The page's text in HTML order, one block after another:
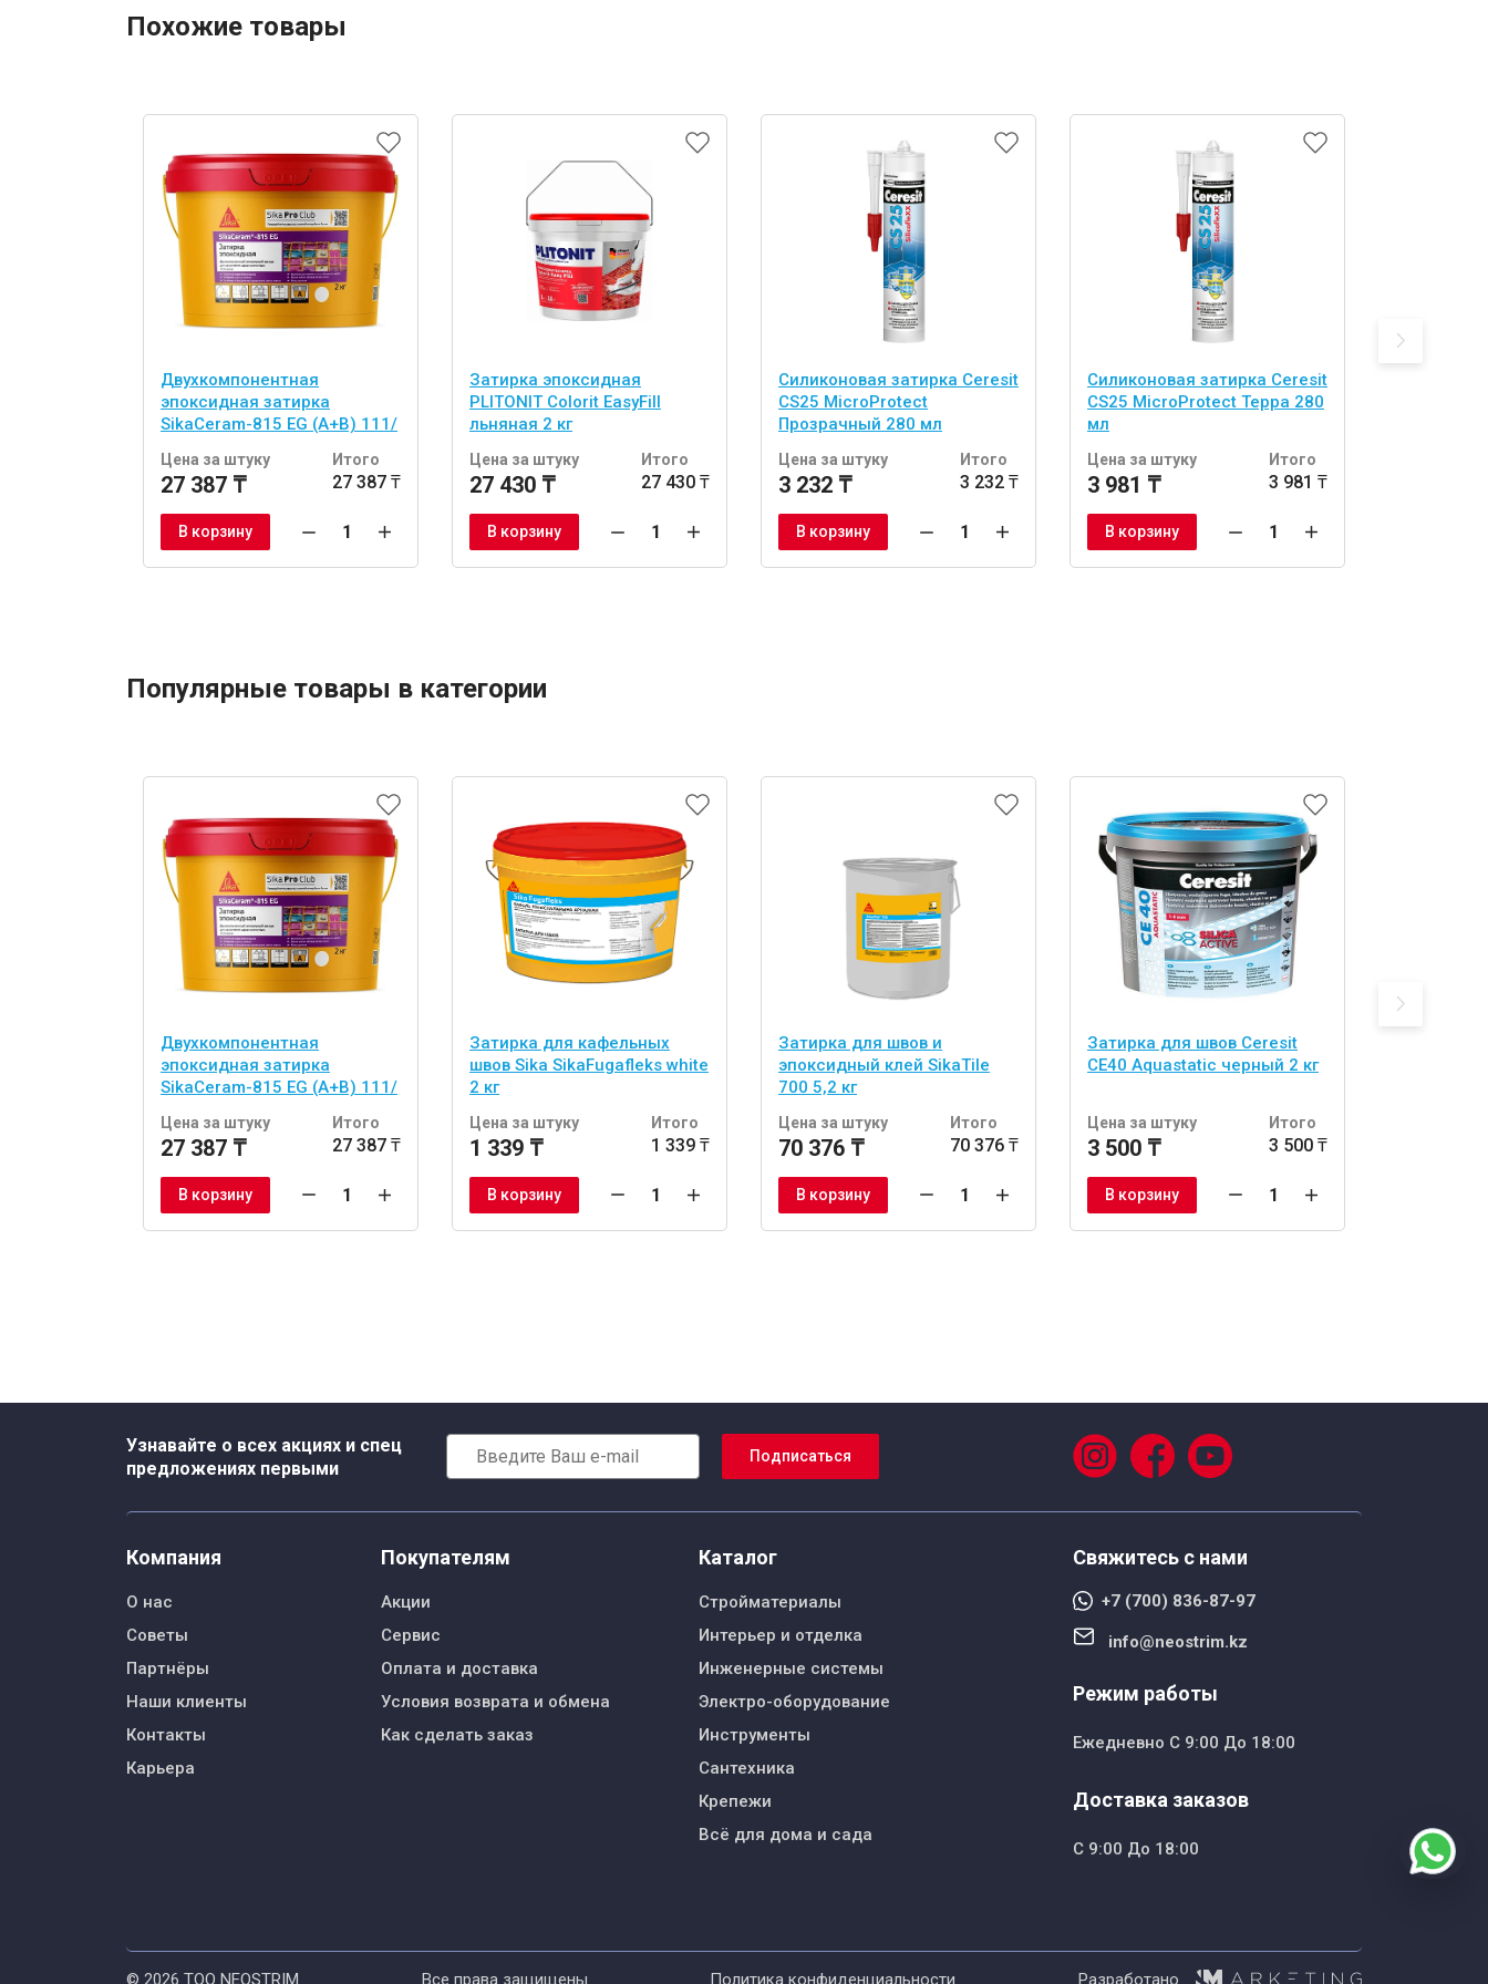
Похожие товары
Двухкомпонентная
эпоксидная затирка
SikaCeram-815 EG (A+B) 111/
Цена за штуку
27 387 ₸
Итого
27 387 ₸
В корзину
Затирка эпоксидная
PLITONIT Colorit EasyFill
льняная 2 кг
Цена за штуку
27 430 ₸
Итого
27 430 ₸
В корзину
Силиконовая затирка Ceresit
CS25 MicroProtect
Прозрачный 280 мл
Цена за штуку
3 232 ₸
Итого
3 232 ₸
В корзину
Силиконовая затирка Ceresit
CS25 MicroProtect Терра 280
мл
Цена за штуку
3 981 ₸
Итого
3 981 ₸
В корзину
Популярные товары в категории
Двухкомпонентная
эпоксидная затирка
SikaCeram-815 EG (A+B) 111/
Цена за штуку
27 387 ₸
Итого
27 387 ₸
В корзину
Затирка для кафельных
швов Sika SikaFugafleks white
2 кг
Цена за штуку
1 339 ₸
Итого
1 339 ₸
В корзину
Затирка для швов и
эпоксидный клей SikaTile
700 5,2 кг
Цена за штуку
70 376 ₸
Итого
70 376 ₸
В корзину
Затирка для швов Ceresit
CE40 Aquastatic черный 2 кг
Цена за штуку
3 500 ₸
Итого
3 500 ₸
В корзину
Узнавайте о всех акциях и спец
предложениях первыми
Подписаться
Компания
О нас
Советы
Партнёры
Наши клиенты
Контакты
Карьера
Покупателям
Акции
Сервис
Оплата и доставка
Условия возврата и обмена
Как сделать заказ
Каталог
Стройматериалы
Интерьер и отделка
Инженерные системы
Электро-оборудование
Инструменты
Сантехника
Крепежи
Всё для дома и сада
Свяжитесь с нами
+7 (700) 836-87-97
info@neostrim.kz
Режим работы
Ежедневно С 9:00 До 18:00
Доставка заказов
С 9:00 До 18:00
© 2026 ТОО NEOSTRIM Все права защищены Политика конфиденциальности Разработано